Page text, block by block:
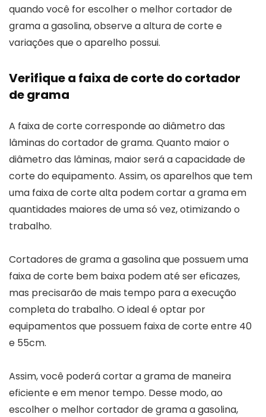
quando você for escolher o melhor cortador de
grama a gasolina, observe a altura de corte e
variações que o aparelho possui.
Verifique a faixa de corte do cortador
de grama
A faixa de corte corresponde ao diâmetro das
lâminas do cortador de grama. Quanto maior o
diâmetro das lâminas, maior será a capacidade de
corte do equipamento. Assim, os aparelhos que tem
uma faixa de corte alta podem cortar a grama em
quantidades maiores de uma só vez, otimizando o
trabalho.
Cortadores de grama a gasolina que possuem uma
faixa de corte bem baixa podem até ser eficazes,
mas precisarão de mais tempo para a execução
completa do trabalho. O ideal é optar por
equipamentos que possuem faixa de corte entre 40
e 55cm.
Assim, você poderá cortar a grama de maneira
eficiente e em menor tempo. Desse modo, ao
escolher o melhor cortador de grama a gasolina,